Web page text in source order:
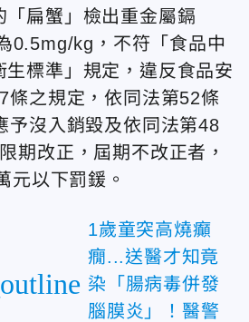
「扁蟹」檢出重金屬鎘
0.5mg/kg，不符「食品中
生標準」規定，違反食品安
條之規定，依同法第52條
予沒入銷毀及依同法第48
期改正，屆期不改正者，
元以下罰鍰。
1歲童突高燒癲
癇...送醫才知竟
染「腸病毒併發
腦膜炎」！醫警